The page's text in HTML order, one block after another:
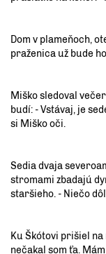
Dom v plameňoch,
praženica už bude
Miško sledoval
budí: - Vstávaj, je
si Miško oči.
Sedia dvaja
stromami zbadajú
staršieho. - Niečo
Ku Škótovi prišiel
nečakal som ťa.